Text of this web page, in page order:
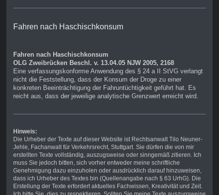
Fahren nach Haschischkonsum
Fahren nach Haschischkonsum
OLG Zweibrücken Beschl. v. 13.04.05 NJW 2005, 2168
Eine verfassungskonforme Anwendung des § 24 a II StVG verlangt
nicht die Feststellung, dass der Konsum der Droge zu einer
konkreten Beeinträchtigung der Fahruntüchtigkeit geführt hat. Es
reicht aus, dass der jeweilige analytische Grenzwert erreicht wird.
Hinweis:
Die Urheber der Texte auf dieser Website ist Rechtsanwalt Tilo Neuner-
Jehle, Fachanwalt für Verkehrsrecht, Stuttgart. Sie dürfen die von mir
erstellten Texte vollständig, auszugsweise oder sinngemäß zitieren. Ich
muss Sie jedoch bitten, sich vorher entweder meine schriftliche
Genehmigung dazu einzuholen oder ausdrücklich darauf hinzuweisen,
dass ich Urheber des Textes bin (Quellenangabe nach § 63 UrhG). Die
Erstellung der Texte erfordert aktuelles Fachwissen, Kreativität und Zeit.